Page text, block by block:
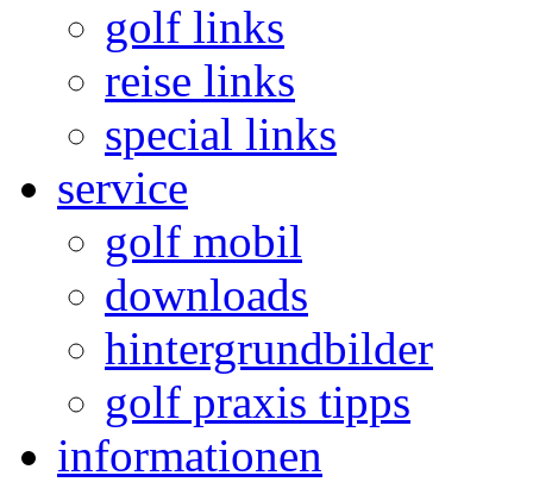
golf links
reise links
special links
service
golf mobil
downloads
hintergrundbilder
golf praxis tipps
informationen